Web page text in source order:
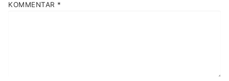
KOMMENTAR *